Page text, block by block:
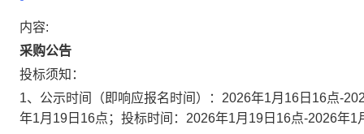
内容:
采购公告
投标须知：
1、 公示时间（即响应报名时间）： 2026年1月16日16点-
年1月19日16点；投标时间： 2026年1月19日16点-2026年1